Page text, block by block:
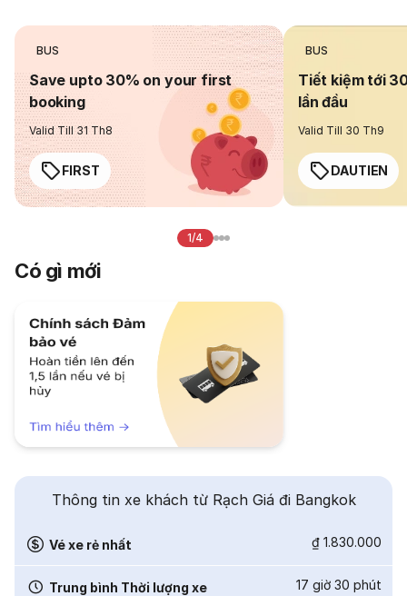
BUS
Save upto 30% on your first
booking
Valid Till 31 Th8
FIRST
BUS
Tiết kiệm tới
lần đầu
Valid Till 30 Th9
DAUTIEN
1/4
Có gì mới
Thông tin xe khách từ Rạch Giá đi Bangkok
Vé xe rẻ nhất ₫ 1.830.000
Trung bình Thời lượng xe 17 giờ 30 phút